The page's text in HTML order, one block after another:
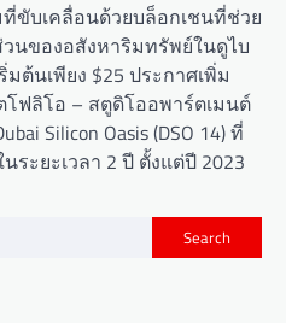
ที่ขับเคลื่อนด้วยบล็อกเชนที่ช่วย
นของอสังหาริมทรัพย์ในดูไบ
มต้นเพียง $25 ประกาศเพิ่ม
ฟลิโอ – สตูดิโออพาร์ตเมนต์
Silicon Oasis (DSO 14) ที่
ระยะเวลา 2 ปี ตั้งแต่ปี 2023
Search